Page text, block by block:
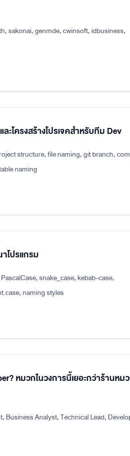
sakonai, genmde, cwinsoft, idbusiness,
ะโครงสร้างโปรเจคสำหรับทีม Dev
structure, file naming, git branch,
naming
โปรแกรม
snake_case, kebab-case,
naming styles
หมวกในวงการนี้เยอะกว่าร้านหม
Business Analyst, Technical Lead,